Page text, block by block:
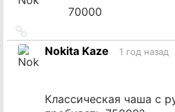
70000
на
источник
Nokita Kaze 1 год назад
Классическая чаша с